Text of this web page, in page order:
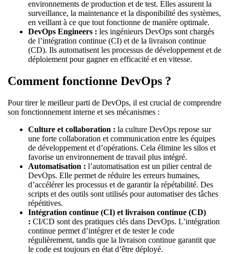
environnements de production et de test. Elles assurent la
surveillance, la maintenance et la disponibilité des systèmes,
en veillant à ce que tout fonctionne de manière optimale.
DevOps Engineers : les ingénieurs DevOps sont chargés
de l’intégration continue (CI) et de la livraison continue
(CD). Ils automatisent les processus de développement et de
déploiement pour gagner en efficacité et en vitesse.
Comment fonctionne DevOps ?
Pour tirer le meilleur parti de DevOps, il est crucial de comprendre
son fonctionnement interne et ses mécanismes :
Culture et collaboration : la culture DevOps repose sur
une forte collaboration et communication entre les équipes
de développement et d’opérations. Cela élimine les silos et
favorise un environnement de travail plus intégré.
Automatisation : l’automatisation est un pilier central de
DevOps. Elle permet de réduire les erreurs humaines,
d’accélérer les processus et de garantir la répétabilité. Des
scripts et des outils sont utilisés pour automatiser des tâches
répétitives.
Intégration continue (CI) et livraison continue (CD)
: CI/CD sont des pratiques clés dans DevOps. L’intégration
continue permet d’intégrer et de tester le code
régulièrement, tandis que la livraison continue garantit que
le code est toujours en état d’être déployé.